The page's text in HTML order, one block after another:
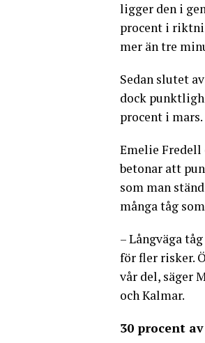
ligger den i
procent i
mer än tre
Sedan slutet
dock
procent i mars.
Emelie Fredell
betonar att
som man
många tåg
– Långväga
för fler risker.
vår del, säger
och Kalmar.
30 procent